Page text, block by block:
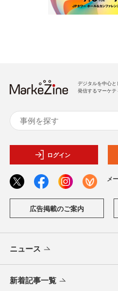
デジタルを中心
発信するマーケテ
ログイン
メ
広告掲載のご案内
ニュース
新着記事一覧